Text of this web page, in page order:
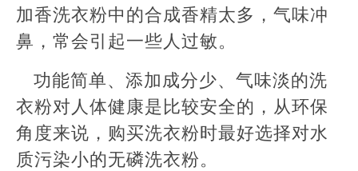
加香洗衣粉中的合成香精太多，气味冲
鼻，常会引起一些人过敏。
功能简单、添加成分少、气味淡的洗
衣粉对人体健康是比较安全的，从环保
角度来说，购买洗衣粉时最好选择对水
质污染小的无磷洗衣粉。